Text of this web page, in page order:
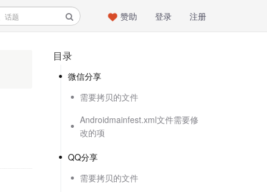
注册
登录
赞助
目录
微信分享
需要拷贝的文件
Androidmainfest.xml文件需要修
改的项
QQ分享
需要拷贝的文件